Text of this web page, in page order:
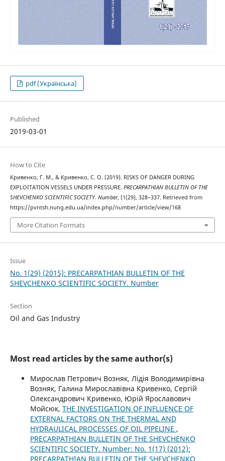
pdf (Українська)
Published
2019-03-01
How to Cite
Кривенко, Г. М., & Кривенко, С. О. (2019). RISKS OF DANGER DURING
EXPLOITATION VESSELS UNDER PRESSURE. PRECARPATHIAN BULLETIN OF THE
SHEVCHENKO SCIENTIFIC SOCIETY. Number, (1(29), 328–337. Retrieved from
https://pvntsh.nung.edu.ua/index.php/number/article/view/168
More Citation Formats
Issue
No. 1(29) (2015): PRECARPATHIAN BULLETIN OF THE
SHEVCHENKO SCIENTIFIC SOCIETY. Number
Section
Oil and Gas Industry
Most read articles by the same author(s)
Мирослав Петрович Возняк, Лідія Володимирівна
Возняк, Галина Мирославівна Кривенко, Сергій
Олександрович Кривенко, Юрій Ярославович
Мойсюк, THE INVESTIGATION OF INFLUENCE OF
EXTERNAL FACTORS ON THE THERMAL AND
HYDRAULICAL PROCESSES OF OIL PIPELINE ,
PRECARPATHIAN BULLETIN OF THE SHEVCHENKO
SCIENTIFIC SOCIETY. Number: No. 1(17) (2012):
PRECARPATHIAN BULLETIN OF THE SHEVCHENKO